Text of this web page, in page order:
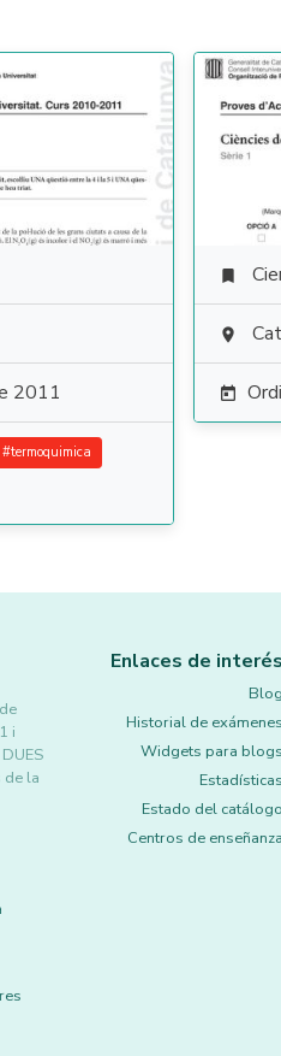
2011
#termoquimica



i
de la
Enlaces de interés
Blog
Historial de exámenes
Widgets para blogs
Estadísticas
Estado del catálogo
Centros de enseñanza